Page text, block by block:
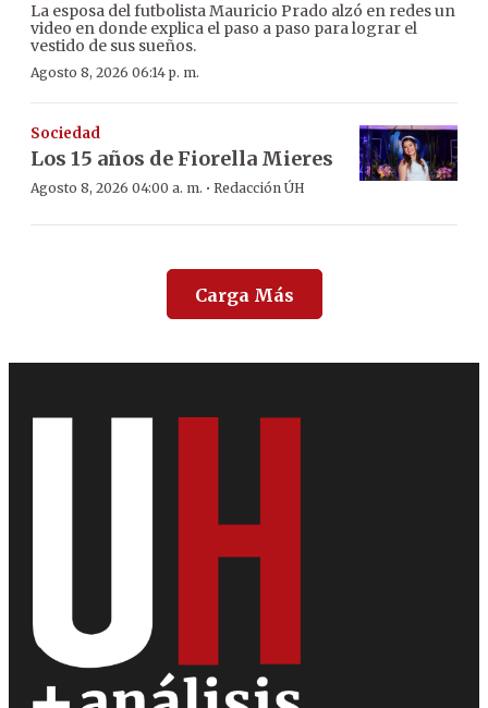
La esposa del futbolista Mauricio Prado alzó en redes un
video en donde explica el paso a paso para lograr el
vestido de sus sueños.
Agosto 8, 2026 06:14 p. m.
Sociedad
Los 15 años de Fiorella Mieres
Agosto 8, 2026 04:00 a. m. · Redacción ÚH
Carga Más